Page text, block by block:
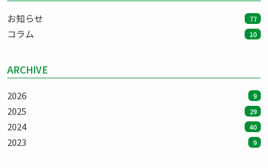
お知らせ 77
コラム 10
ARCHIVE
2026 9
2025 29
2024 40
2023 9